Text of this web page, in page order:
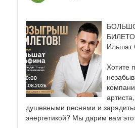
Хотите
душевными песнями и
энергетикой? Мы дарим вам